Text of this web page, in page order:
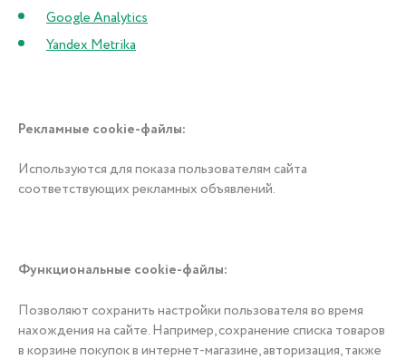
Google Analytics
Yandex Metrika
Рекламные cookie-файлы:
Используются для показа пользователям сайта
соответствующих рекламных объявлений.
Функциональные cookie-файлы:
Позволяют сохранить настройки пользователя во время
нахождения на сайте. Например, сохранение списка товаров
в корзине покупок в интернет-магазине, авторизация, также